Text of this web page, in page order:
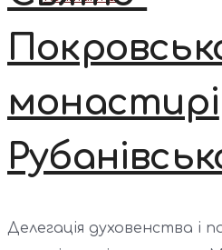
монастирі
Делегація духовенства і